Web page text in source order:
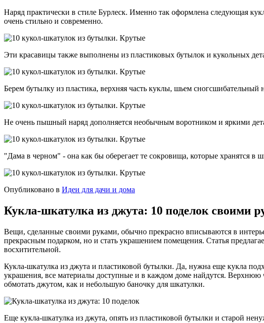
Наряд практически в стиле Бурлеск. Именно так оформлена следующая
очень стильно и современно.
Эти красавицы также выполнены из пластиковых бутылок и кукольных
Берем бутылку из пластика, верхняя часть куклы, шьем
Не очень пышный наряд дополняется необычным воротником и яркими
"Дама в черном" - она как бы оберегает те сокровища, которые хранятся в
Опубликовано в Идеи для дачи и дома
Кукла-шкатулка из джута: 10 поделок своими
Вещи, сделанные своими руками, обычно прекрасно вписываются в
прекрасным подарком, но и стать украшением помещения. Статья
восхитительной.
Кукла-шкатулка из джута и пластиковой бутылки. Да, нужна еще кукла
украшения, все материалы доступные и в каждом доме найдутся.
обмотать джутом, как и небольшую баночку для шкатулки.
Еще кукла-шкатулка из джута, опять из пластиковой бутылки и старой